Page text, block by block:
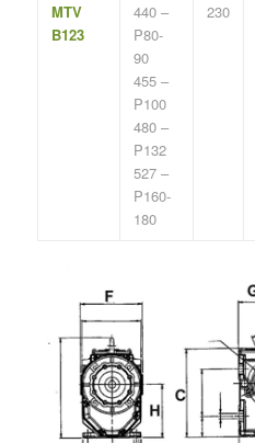
MTV
B123
440 –
P80-
90
455 –
P100
480 –
P132
527 –
P160-
180
230